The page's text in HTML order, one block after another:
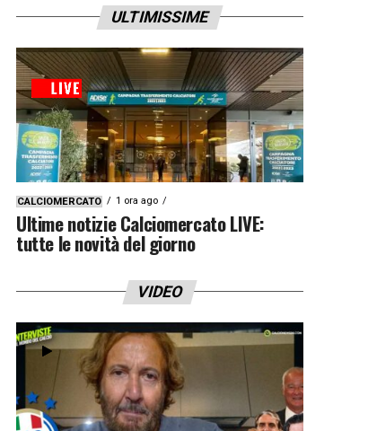
ULTIMISSIME
CALCIOMERCATO 1 ora ago
Ultime notizie Calciomercato LIVE:
tutte le novità del giorno
VIDEO